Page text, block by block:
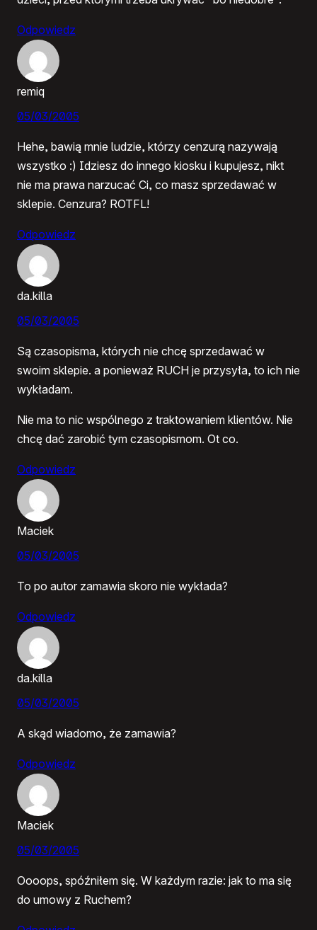
Odpowiedz
remiq
05/03/2005
Hehe, bawią mnie ludzie, którzy cenzurą nazywają
wszystko :) Idziesz do innego kiosku i kupujesz, nikt
nie ma prawa narzucać Ci, co masz sprzedawać w
sklepie. Cenzura? ROTFL!
Odpowiedz
da.killa
05/03/2005
Są czasopisma, których nie chcę sprzedawać w
swoim sklepie. a ponieważ RUCH je przysyła, to ich nie
wykładam.
Nie ma to nic wspólnego z traktowaniem klientów. Nie
chcę dać zarobić tym czasopismom. Ot co.
Odpowiedz
Maciek
05/03/2005
To po autor zamawia skoro nie wykłada?
Odpowiedz
da.killa
05/03/2005
A skąd wiadomo, że zamawia?
Odpowiedz
Maciek
05/03/2005
Oooops, spóźniłem się. W każdym razie: jak to ma się
do umowy z Ruchem?